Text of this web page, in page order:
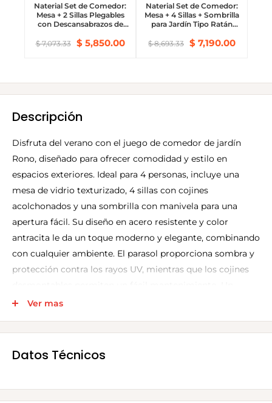
Naterial Set de Comedor:
Mesa + 2 Sillas Plegables
con Descansabrazos de
Modelo Emys
$ 7,073.33 $ 5,850.00
Naterial Set de Comedor:
Mesa + 4 Sillas + Sombrilla
para Jardín Tipo Ratán
Elías
$ 8,693.33 $ 7,190.00
Descripción
Disfruta del verano con el juego de comedor de jardín
Rono, diseñado para ofrecer comodidad y estilo en
espacios exteriores. Ideal para 4 personas, incluye una
mesa de vidrio texturizado, 4 sillas con cojines
acolchonados y una sombrilla con manivela para una
apertura fácil. Su diseño en acero resistente y color
antracita le da un toque moderno y elegante, combinando
con cualquier ambiente. El parasol proporciona sombra y
protección contra los rayos UV, mientras que los cojines
conjunto práctico y funcional para aprovechar al máximo
Especificaciones técnicas:
Ver mas
Datos Técnicos